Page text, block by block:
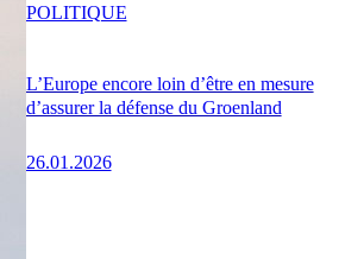
L’Europe encore loin d’être en mesure
d’assurer la défense du Groenland
26.01.2026
POLITIQUE